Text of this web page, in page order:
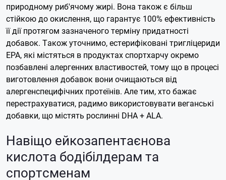
природному риб'ячому жирі. Вона також є більш
стійкою до окислення, що гарантує 100% ефективність
її дії протягом зазначеного терміну придатності
добавок. Також уточнимо, естерифіковані тригліцериди
EPA, які містяться в продуктах спортхарчу окремо
позбавлені алергенних властивостей, тому що в процесі
виготовлення добавок вони очищаються від
алергенспецифічних протеїнів. Але тим, хто бажає
перестрахуватися, радимо використовувати веганські
добавки, що містять рослинні DHA + ALA.
Навіщо ейкозапентаєнова
кислота бодібілдерам та
спортсменам